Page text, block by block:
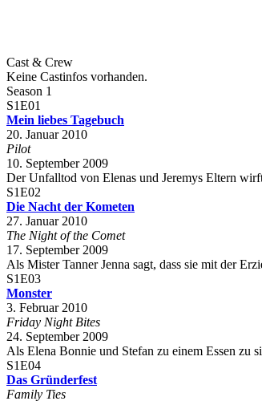
Cast & Crew
Keine Castinfos vorhanden.
Season 1
S1E01
Mein liebes Tagebuch
20. Januar 2010
Pilot
10. September 2009
Der Unfalltod von Elenas und Jeremys Eltern
S1E02
Die Nacht der Kometen
27. Januar 2010
The Night of the Comet
17. September 2009
Als Mister Tanner Jenna sagt, dass sie mit der
S1E03
Monster
3. Februar 2010
Friday Night Bites
24. September 2009
Als Elena Bonnie und Stefan zu einem Essen zu
S1E04
Das Gründerfest
Family Ties